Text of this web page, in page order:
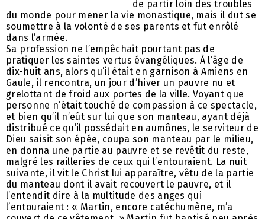
de partir loin des troubles
du monde pour mener la vie monastique, mais il dut se
soumettre à la volonté de ses parents et fut enrôlé
dans l’armée.
Sa profession ne l’empêchait pourtant pas de
pratiquer les saintes vertus évangéliques. À l’âge de
dix-huit ans, alors qu’il était en garnison à Amiens en
Gaule, il rencontra, un jour d’hiver un pauvre nu et
grelottant de froid aux portes de la ville. Voyant que
personne n’était touché de compassion à ce spectacle,
et bien qu’il n’eût sur lui que son manteau, ayant déjà
distribué ce qu’il possédait en aumônes, le serviteur de
Dieu saisit son épée, coupa son manteau par le milieu,
en donna une partie au pauvre et se revêtit du reste,
malgré les railleries de ceux qui l’entouraient. La nuit
suivante, il vit le Christ lui apparaître, vêtu de la partie
du manteau dont il avait recouvert le pauvre, et il
l’entendit dire à la multitude des anges qui
l’entouraient : « Martin, encore catéchumène, m’a